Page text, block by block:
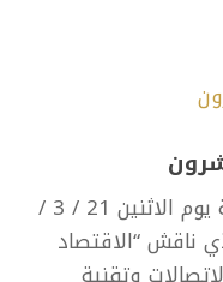
نظمت جمعية الاقتصاد السعودية يوم الاثنين 21 / 3 /
السنوي الـ 21، الذي ناقش “الاقتصاد